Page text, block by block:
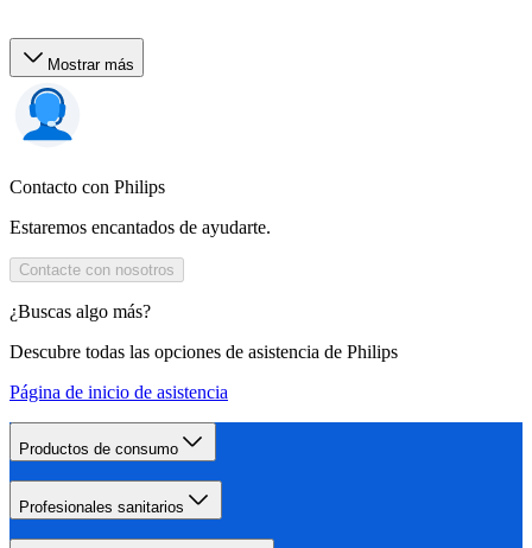
Mostrar más
Contacto con Philips
Estaremos encantados de ayudarte.
Contacte con nosotros
¿Buscas algo más?
Descubre todas las opciones de asistencia de Philips
Página de inicio de asistencia
Productos de consumo
Profesionales sanitarios